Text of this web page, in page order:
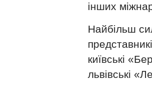
інших
Найбільш
київські
львівські